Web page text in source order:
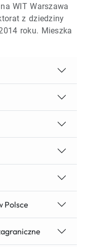
WIT Warszawa
z dziedziny
roku. Mieszka
Polsce